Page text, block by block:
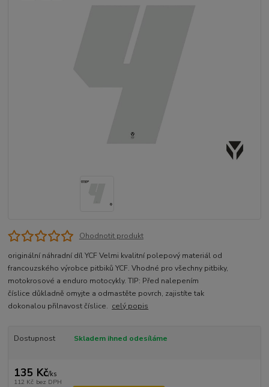
Ohodnotit produkt
originální náhradní díl YCF Velmi kvalitní polepový materiál od
francouzského výrobce pitbiků YCF. Vhodné pro všechny pitbiky,
motokrosové a enduro motocykly. TIP: Před nalepením
číslice důkladně omyjte a odmastěte povrch, zajistíte tak
dokonalou přilnavost číslice. celý popis
Dostupnost Skladem ihned odesíláme
135 Kč/ks
112 Kč bez DPH